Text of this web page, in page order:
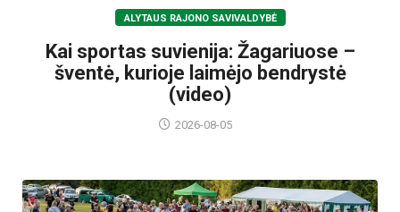
ALYTAUS RAJONO SAVIVALDYBĖ
Kai sportas suvienija: Žagariuose –
šventė, kurioje laimėjo bendrystė
(video)
2026-08-05